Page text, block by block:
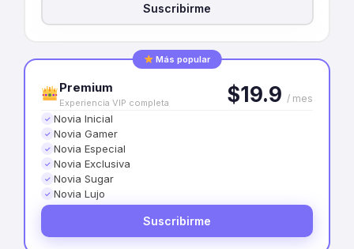
Suscribirme
Más popular
Premium
Experiencia VIP completa $19.9 / mes
✓ Novia Inicial
✓ Novia Gamer
✓ Novia Especial
✓ Novia Exclusiva
✓ Novia Sugar
✓ Novia Lujo
Suscribirme